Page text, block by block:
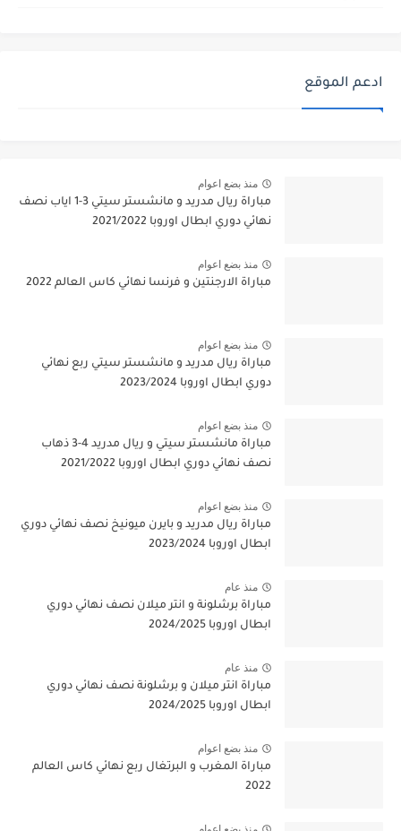
ادعم الموقع
منذ بضع اعوام
مباراة ريال مدريد و مانشستر سيتي 3-1 اياب نصف
نهائي دوري ابطال اوروبا 2021/2022
منذ بضع اعوام
مباراة الارجنتين و فرنسا نهائي كاس العالم 2022
منذ بضع اعوام
مباراة ريال مدريد و مانشستر سيتي ربع نهائي
دوري ابطال اوروبا 2023/2024
منذ بضع اعوام
مباراة مانشستر سيتي و ريال مدريد 4-3 ذهاب
نصف نهائي دوري ابطال اوروبا 2021/2022
منذ بضع اعوام
مباراة ريال مدريد و بايرن ميونيخ نصف نهائي دوري
ابطال اوروبا 2023/2024
منذ عام
مباراة برشلونة و انتر ميلان نصف نهائي دوري
ابطال اوروبا 2024/2025
منذ عام
مباراة انتر ميلان و برشلونة نصف نهائي دوري
ابطال اوروبا 2024/2025
منذ بضع اعوام
مباراة المغرب و البرتغال ربع نهائي كاس العالم
2022